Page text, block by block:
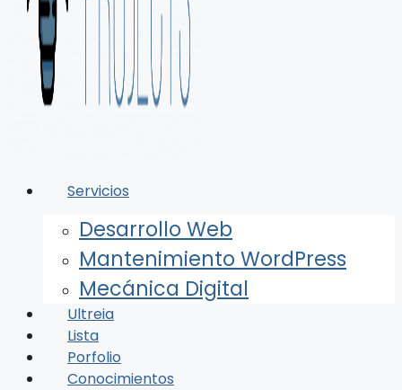
Servicios
Desarrollo Web
Mantenimiento WordPress
Mecánica Digital
Ultreia
Lista
Porfolio
Conocimientos